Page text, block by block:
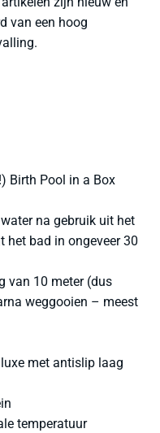
van een hoog
Birth Pool in a Box
na gebruik uit het
het bad in ongeveer 30
van 10 meter (dus
weggooien – meest
met antislip laag
temperatuur